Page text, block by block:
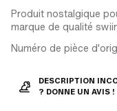
Produit nostalgique
marque de qualité
Numéro de pièce
DESCRIPTION
? DONNE UN AVIS !